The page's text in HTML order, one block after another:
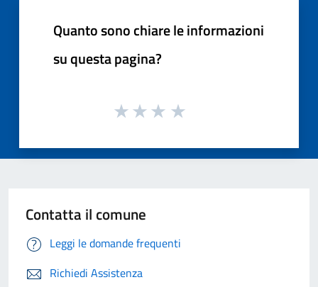
Quanto sono chiare le informazioni
su questa pagina?
Contatta il comune
Leggi le domande frequenti
Richiedi Assistenza